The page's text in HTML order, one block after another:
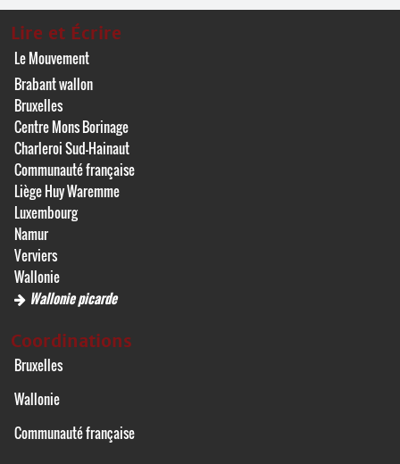
Lire et Écrire
Le Mouvement
Brabant wallon
Bruxelles
Centre Mons Borinage
Charleroi Sud-Hainaut
Communauté française
Liège Huy Waremme
Luxembourg
Namur
Verviers
Wallonie
Wallonie picarde
Coordinations
Bruxelles
Wallonie
Communauté française